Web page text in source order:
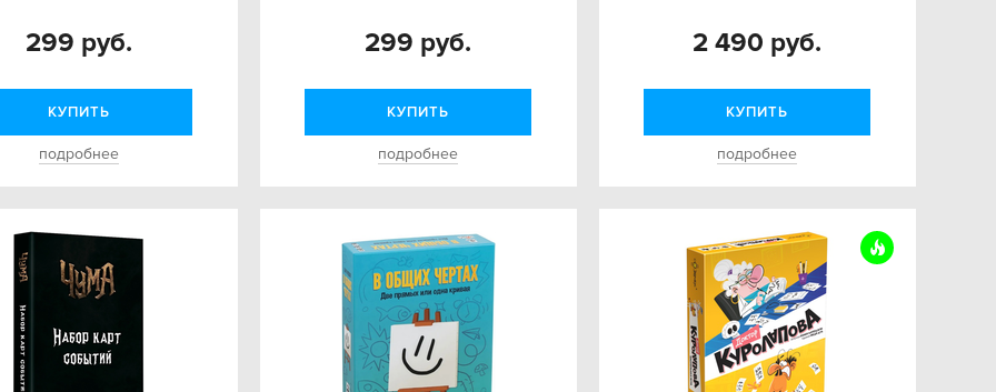
299 руб.
КУПИТЬ
подробнее
299 руб.
КУПИТЬ
подробнее
2 490 руб.
КУПИТЬ
подробнее